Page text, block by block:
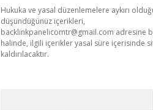
Hukuka ve yasal düzenlemelere aykırı
düşündüğünüz içerikleri,
backlinkpanelicomtr@gmail.com adresine
halinde, ilgili içerikler yasal süre içerisinde
kaldırılacaktır.